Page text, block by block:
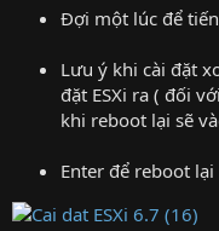
Đợi một lúc để
Lưu ý khi cài đặt
đặt ESXi ra ( đối
khi reboot lại sẽ
Enter để reboot lại